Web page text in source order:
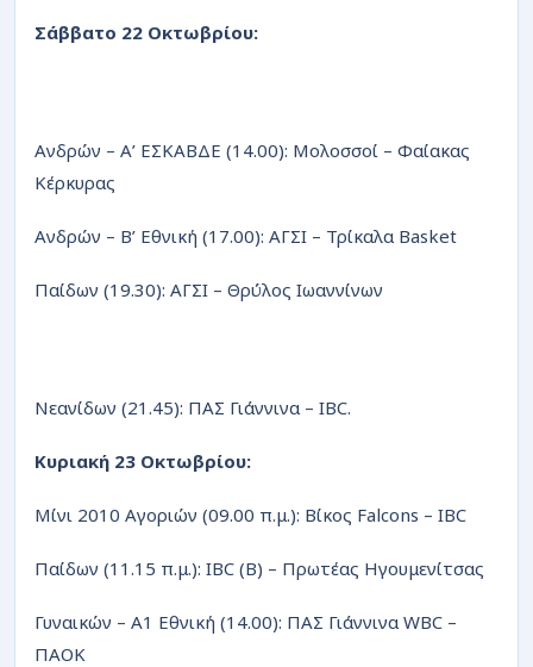
Σάββατο 22 Οκτωβρίου:
Ανδρών – Α’ ΕΣΚΑΒΔΕ (14.00): Μολοσσοί – Φαίακας
Κέρκυρας
Ανδρών – Β’ Εθνική (17.00): ΑΓΣΙ – Τρίκαλα Basket
Παίδων (19.30): ΑΓΣΙ – Θρύλος Ιωαννίνων
Νεανίδων (21.45): ΠΑΣ Γιάννινα – IBC.
Κυριακή 23 Οκτωβρίου:
Μίνι 2010 Αγοριών (09.00 π.μ.): Βίκος Falcons – IBC
Παίδων (11.15 π.μ.): IBC (B) – Πρωτέας Ηγουμενίτσας
Γυναικών – Α1 Εθνική (14.00): ΠΑΣ Γιάννινα WBC –
ΠΑΟΚ